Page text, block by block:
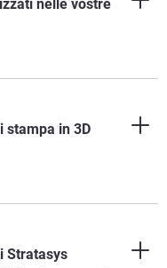
nelle vostre
stampa in 3D
Stratasys